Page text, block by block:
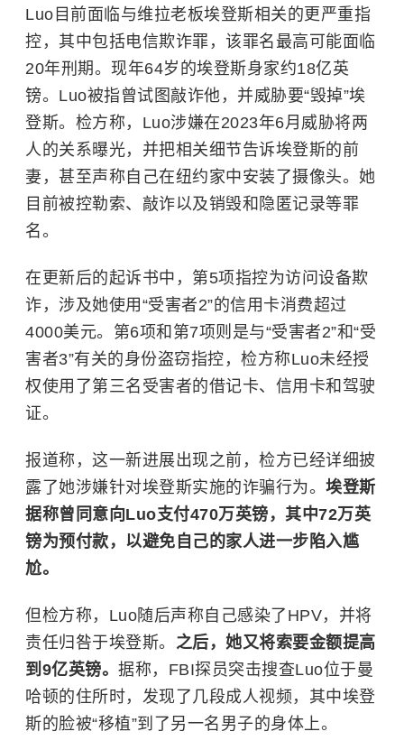
Luo目前面临与维拉老板埃登斯相关的更严重指
控，其中包括电信欺诈罪，该罪名最高可能面临
20年刑期。现年64岁的埃登斯身家约18亿英
镑。Luo被指曾试图敲诈他，并威胁要“毁掉”埃
登斯。检方称，Luo涉嫌在2023年6月威胁将两
人的关系曝光，并把相关细节告诉埃登斯的前
妻，甚至声称自己在纽约家中安装了摄像头。她
目前被控勒索、敲诈以及销毁和隐匿记录等罪
名。
在更新后的起诉书中，第5项指控为访问设备欺
诈，涉及她使用“受害者2”的信用卡消费超过
4000美元。第6项和第7项则是与“受害者2”和“受
害者3”有关的身份盗窃指控，检方称Luo未经授
权使用了第三名受害者的借记卡、信用卡和驾驶
证。
报道称，这一新进展出现之前，检方已经详细披
露了她涉嫌针对埃登斯实施的诈骗行为。 埃登斯
据称曾同意向Luo支付470万英镑，其中72万英
镑为预付款，以避免自己的家人进一步陷入尴
尬。
但检方称，Luo随后声称自己感染了HPV，并将
责任归咎于埃登斯。 之后，她又将索要金额提高
到9亿英镑。 据称，FBI探员突击搜查Luo位于曼
哈顿的住所时，发现了几段成人视频，其中埃登
斯的脸被“移植”到了另一名男子的身体上。